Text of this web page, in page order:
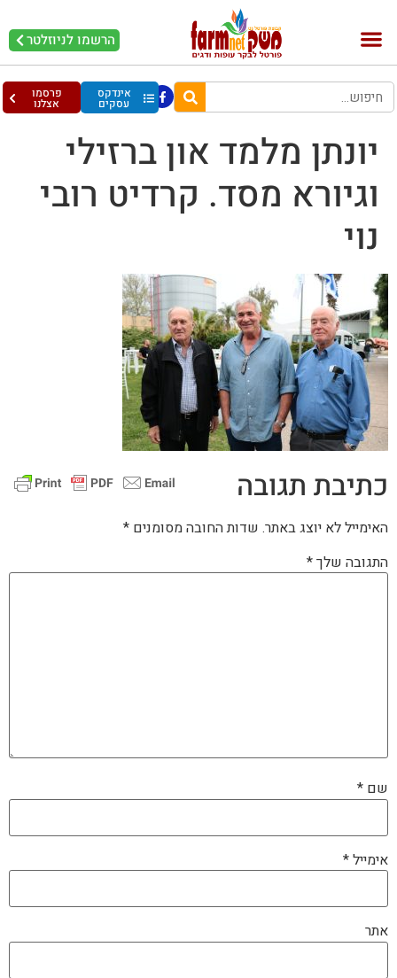
הרשמו לניוזלטר
אינדקס
עסקים
פרסמו
אצלנו
יונתן מלמד און ברזילי
וגיורא מסד. קרדיט רובי
נוי
כתיבת תגובה
האימייל לא יוצג באתר. שדות החובה מסומנים *
התגובה שלך*
שם *
אימייל*
אתר